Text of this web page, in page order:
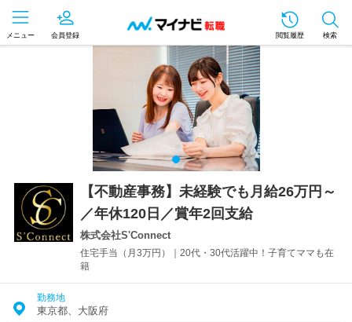
メニュー 会員登録 閲覧履歴 検索
【不動産事務】未経験でも月給26万円～
／年休120日／賞年2回支給
株式会社S'Connect
住宅手当（月3万円）｜20代・30代活躍中！子育てママも在
籍
勤務地
東京都、大阪府